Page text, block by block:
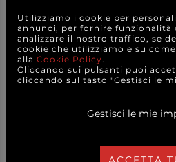
Pick spicchio pera,
confezione da 72 pez...
7,50 €
Utilizziamo i cookie per
annunci, per fornire funzionalità
analizzare il nostro traffico, se
cookie che utilizziamo e su
alla Cookie Policy.
Cliccando sui pulsanti puoi
cliccando sul tasto "Gestisci le
Gestisci le mie